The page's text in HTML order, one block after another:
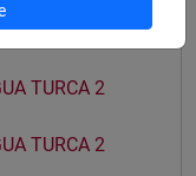
TURCA 2
TURCA 2
TURCA 2